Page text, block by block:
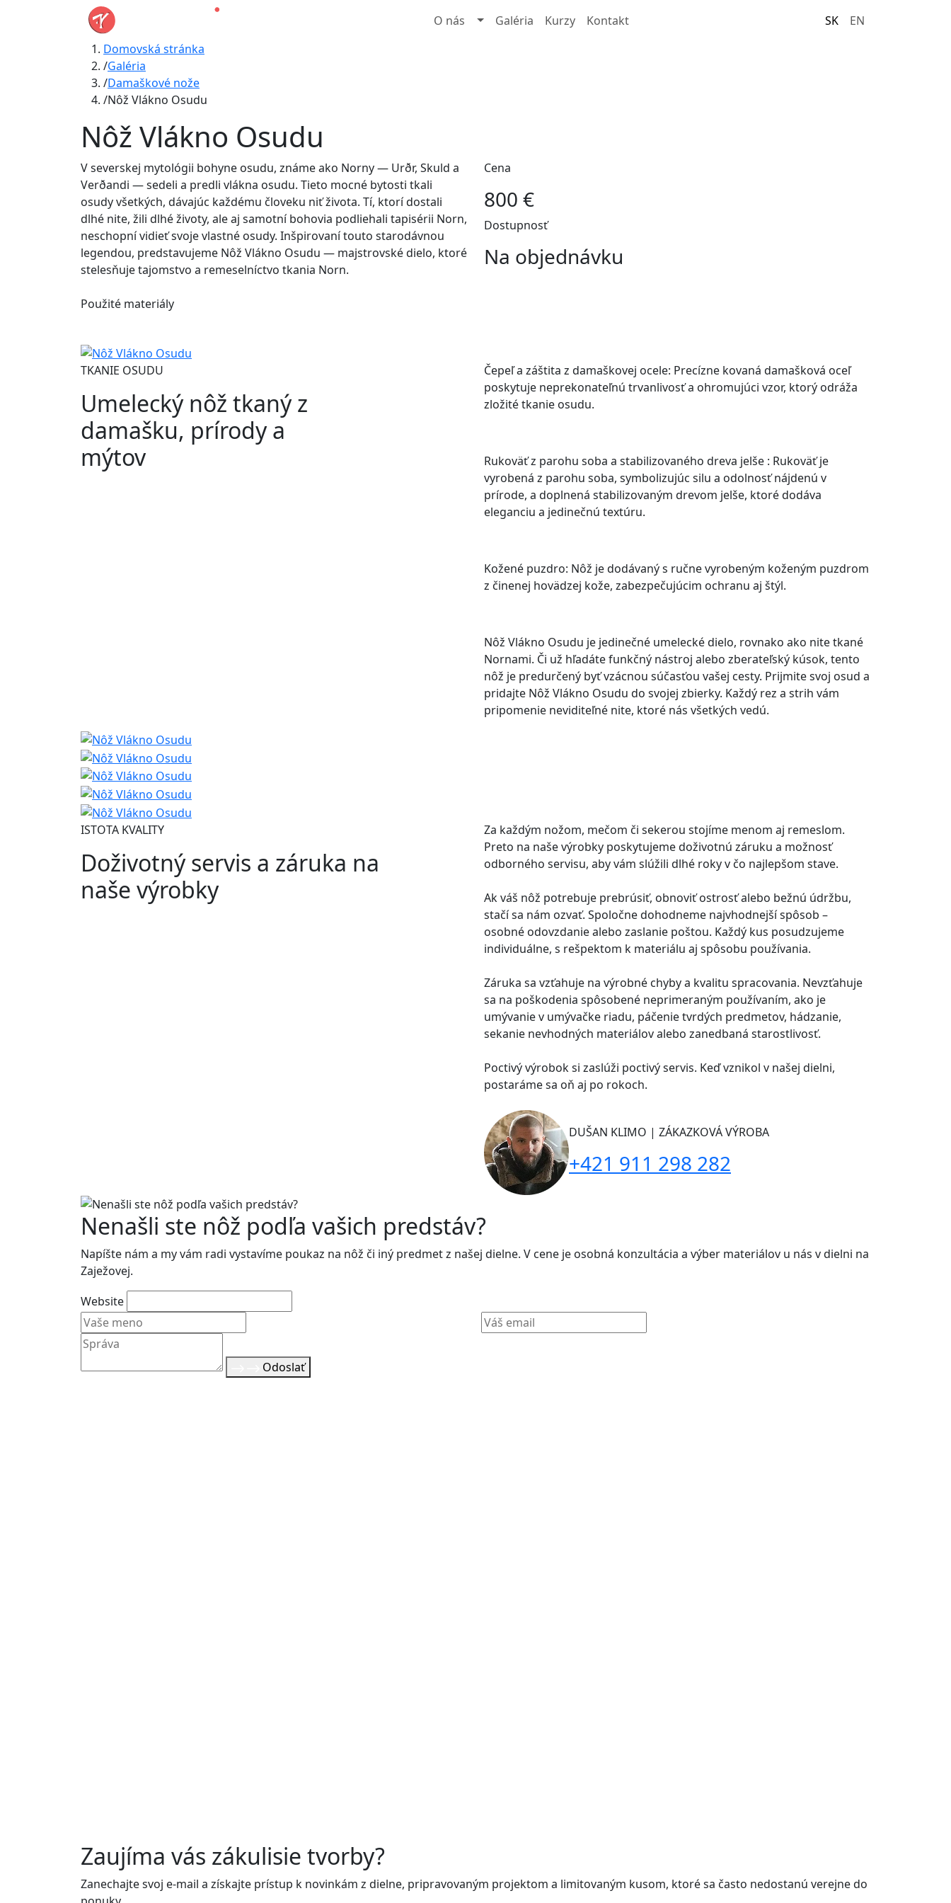
O nás Galéria Kurzy Kontakt SK
EN
Domovská stránka
Galéria
Damaškové nože
Nôž Vlákno Osudu
Nôž Vlákno Osudu
V severskej mytológii bohyne osudu, známe ako Norny — Urðr, Skuld a
Verðandi — sedeli a predli vlákna osudu. Tieto mocné bytosti tkali
osudy všetkých, dávajúc každému človeku niť života. Tí, ktorí dostali
dlhé nite, žili dlhé životy, ale aj samotní bohovia podliehali tapisérii Norn,
neschopní vidieť svoje vlastné osudy. Inšpirovaní touto starodávnou
legendou, predstavujeme Nôž Vlákno Osudu — majstrovské dielo, ktoré
stelesňuje tajomstvo a remeselníctvo tkania Norn.
Použité materiály
Cena
800 €
Dostupnosť
Na objednávku
TKANIE OSUDU
Umelecký nôž tkaný z
damašku, prírody a
mýtov
Čepeľ a záštita z damaškovej ocele: Precízne kovaná damašková oceľ
poskytuje neprekonateľnú trvanlivosť a ohromujúci vzor, ktorý odráža
zložité tkanie osudu.
Rukoväť z parohu soba a stabilizovaného dreva jelše : Rukoväť je
vyrobená z parohu soba, symbolizujúc silu a odolnosť nájdenú v
prírode, a doplnená stabilizovaným drevom jelše, ktoré dodáva
eleganciu a jedinečnú textúru.
Kožené puzdro: Nôž je dodávaný s ručne vyrobeným koženým puzdrom
z činenej hovädzej kože, zabezpečujúcim ochranu aj štýl.
Nôž Vlákno Osudu je jedinečné umelecké dielo, rovnako ako nite tkané
Nornami. Či už hľadáte funkčný nástroj alebo zberateľský kúsok, tento
nôž je predurčený byť vzácnou súčasťou vašej cesty. Prijmite svoj osud a
pridajte Nôž Vlákno Osudu do svojej zbierky. Každý rez a strih vám
pripomenie neviditeľné nite, ktoré nás všetkých vedú.
ISTOTA KVALITY
Doživotný servis a záruka na
naše výrobky
Za každým nožom, mečom či sekerou stojíme menom aj remeslom.
Preto na naše výrobky poskytujeme doživotnú záruku a možnosť
odborného servisu, aby vám slúžili dlhé roky v čo najlepšom stave.
Ak váš nôž potrebuje prebrúsiť, obnoviť ostrosť alebo bežnú údržbu,
stačí sa nám ozvať. Spoločne dohodneme najvhodnejší spôsob –
osobné odovzdanie alebo zaslanie poštou. Každý kus posudzujeme
individuálne, s rešpektom k materiálu aj spôsobu používania.
Záruka sa vzťahuje na výrobné chyby a kvalitu spracovania. Nevzťahuje
sa na poškodenia spôsobené neprimeraným používaním, ako je
umývanie v umývačke riadu, páčenie tvrdých predmetov, hádzanie,
sekanie nevhodných materiálov alebo zanedbaná starostlivosť.
Poctivý výrobok si zaslúži poctivý servis. Keď vznikol v našej dielni,
postaráme sa oň aj po rokoch.
DUŠAN KLIMO | ZÁKAZKOVÁ VÝROBA
+421 911 298 282
Nenašli ste nôž podľa vašich predstáv?
Napíšte nám a my vám radi vystavíme poukaz na nôž či iný predmet z našej dielne. V cene je osobná konzultácia a výber materiálov u nás v dielni na
Zaježovej.
Website
Odoslať
Zaujíma vás zákulisie tvorby?
Zanechajte svoj e-mail a získajte prístup k novinkám z dielne, pripravovaným projektom a limitovaným kusom, ktoré sa často nedostanú verejne do